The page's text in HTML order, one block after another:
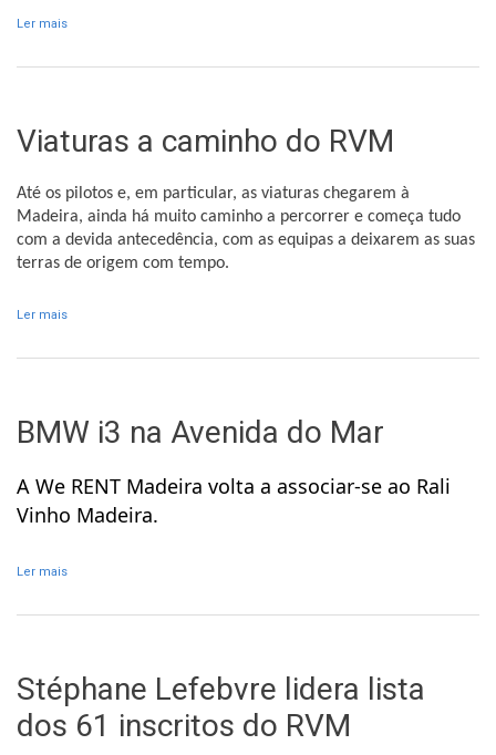
Ler mais
Viaturas a caminho do RVM
Até os pilotos e, em particular, as viaturas chegarem à
Madeira, ainda há muito caminho a percorrer e começa tudo
com a devida antecedência, com as equipas a deixarem as suas
terras de origem com tempo.
Ler mais
BMW i3 na Avenida do Mar
A We RENT Madeira volta a associar-se ao Rali
Vinho Madeira.
Ler mais
Stéphane Lefebvre lidera lista
dos 61 inscritos do RVM